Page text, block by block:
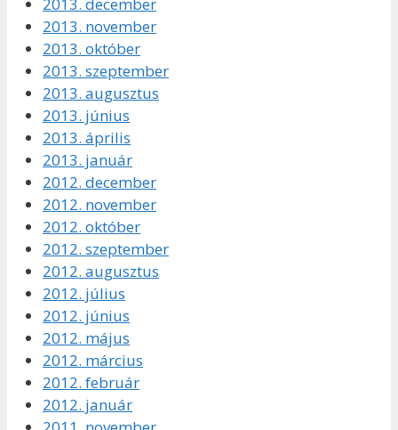
2013. december
2013. november
2013. október
2013. szeptember
2013. augusztus
2013. június
2013. április
2013. január
2012. december
2012. november
2012. október
2012. szeptember
2012. augusztus
2012. július
2012. június
2012. május
2012. március
2012. február
2012. január